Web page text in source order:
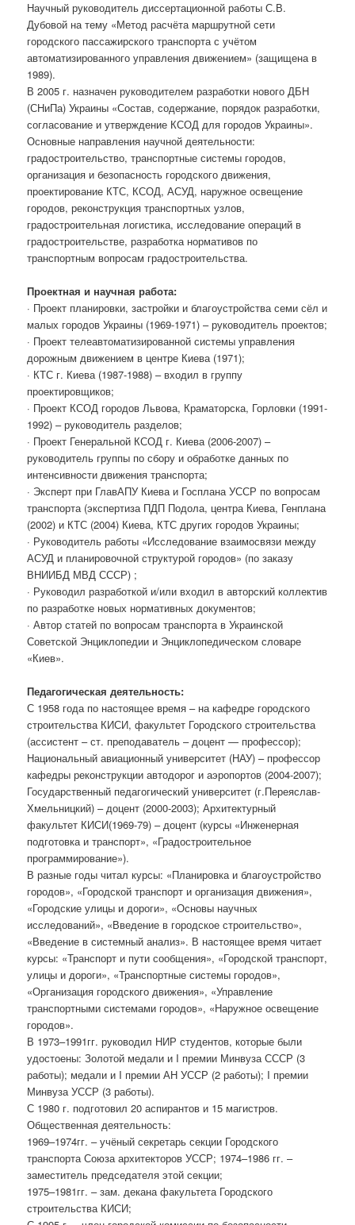
Научный руководитель диссертационной работы С.В.
Дубовой на тему «Метод расчёта маршрутной сети
городского пассажирского транспорта с учётом
автоматизированного управления движением» (защищена в
1989).
В 2005 г. назначен руководителем разработки нового ДБН
(СНиПа) Украины «Состав, содержание, порядок разработки,
согласование и утверждение КСОД для городов Украины».
Основные направления научной деятельности:
градостроительство, транспортные системы городов,
организация и безопасность городского движения,
проектирование КТС, КСОД, АСУД, наружное освещение
городов, реконструкция транспортных узлов,
градостроительная логистика, исследование операций в
градостроительстве, разработка нормативов по
транспортным вопросам градостроительства.
Проектная и научная работа:
· Проект планировки, застройки и благоустройства семи сёл и
малых городов Украины (1969-1971) – руководитель проектов;
· Проект телеавтоматизированной системы управления
дорожным движением в центре Киева (1971);
· КТС г. Киева (1987-1988) – входил в группу
проектировщиков;
· Проект КСОД городов Львова, Краматорска, Горловки (1991-
1992) – руководитель разделов;
· Проект Генеральной КСОД г. Киева (2006-2007) –
руководитель группы по сбору и обработке данных по
интенсивности движения транспорта;
· Эксперт при ГлавАПУ Киева и Госплана УССР по вопросам
транспорта (экспертиза ПДП Подола, центра Киева, Генплана
(2002) и КТС (2004) Киева, КТС других городов Украины;
· Руководитель работы «Исследование взаимосвязи между
АСУД и планировочной структурой городов» (по заказу
ВНИИБД МВД СССР) ;
· Руководил разработкой и/или входил в авторский коллектив
по разработке новых нормативных документов;
· Автор статей по вопросам транспорта в Украинской
Советской Энциклопедии и Энциклопедическом словаре
«Киев».
Педагогическая деятельность:
С 1958 года по настоящее время – на кафедре городского
строительства КИСИ, факультет Городского строительства
(ассистент – ст. преподаватель – доцент — профессор);
Национальный авиационный университет (НАУ) – профессор
кафедры реконструкции автодорог и аэропортов (2004-2007);
Государственный педагогический университет (г.Переяслав-
Хмельницкий) – доцент (2000-2003); Архитектурный
факультет КИСИ(1969-79) – доцент (курсы «Инженерная
подготовка и транспорт», «Градостроительное
программирование»).
В разные годы читал курсы: «Планировка и благоустройство
городов», «Городской транспорт и организация движения»,
«Городские улицы и дороги», «Основы научных
исследований», «Введение в городское строительство»,
«Введение в системный анализ». В настоящее время читает
курсы: «Транспорт и пути сообщения», «Городской транспорт,
улицы и дороги», «Транспортные системы городов»,
«Организация городского движения», «Управление
транспортными системами городов», «Наружное освещение
городов».
В 1973–1991гг. руководил НИР студентов, которые были
удостоены: Золотой медали и I премии Минвуза СССР (3
работы); медали и I премии АН УССР (2 работы); I премии
Минвуза УССР (3 работы).
С 1980 г. подготовил 20 аспирантов и 15 магистров.
Общественная деятельность:
1969–1974гг. – учёный секретарь секции Городского
транспорта Союза архитекторов УССР; 1974–1986 гг. –
заместитель председателя этой секции;
1975–1981гг. – зам. декана факультета Городского
строительства КИСИ;